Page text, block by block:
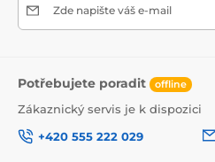
Zde napište váš e-mail
Potřebujete poradit offline
Zákaznický servis je k dispozici
+420 555 222 029